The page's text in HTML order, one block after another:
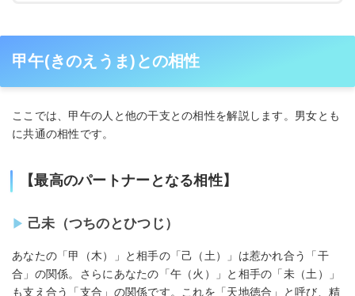
甲午(きのえうま)との相性
ここでは、甲午の人と他の干支との相性を解説します。男女とも
に共通の相性です。
【最高のパートナーとなる相性】
己未（つちのとひつじ）
あなたの「甲（木）」と相手の「己（土）」は惹かれ合う「干
合」の関係。さらにあなたの「午（火）」と相手の「未（土）」
も支え合う「支合」の関係です。これを「天地徳合」と呼び、精